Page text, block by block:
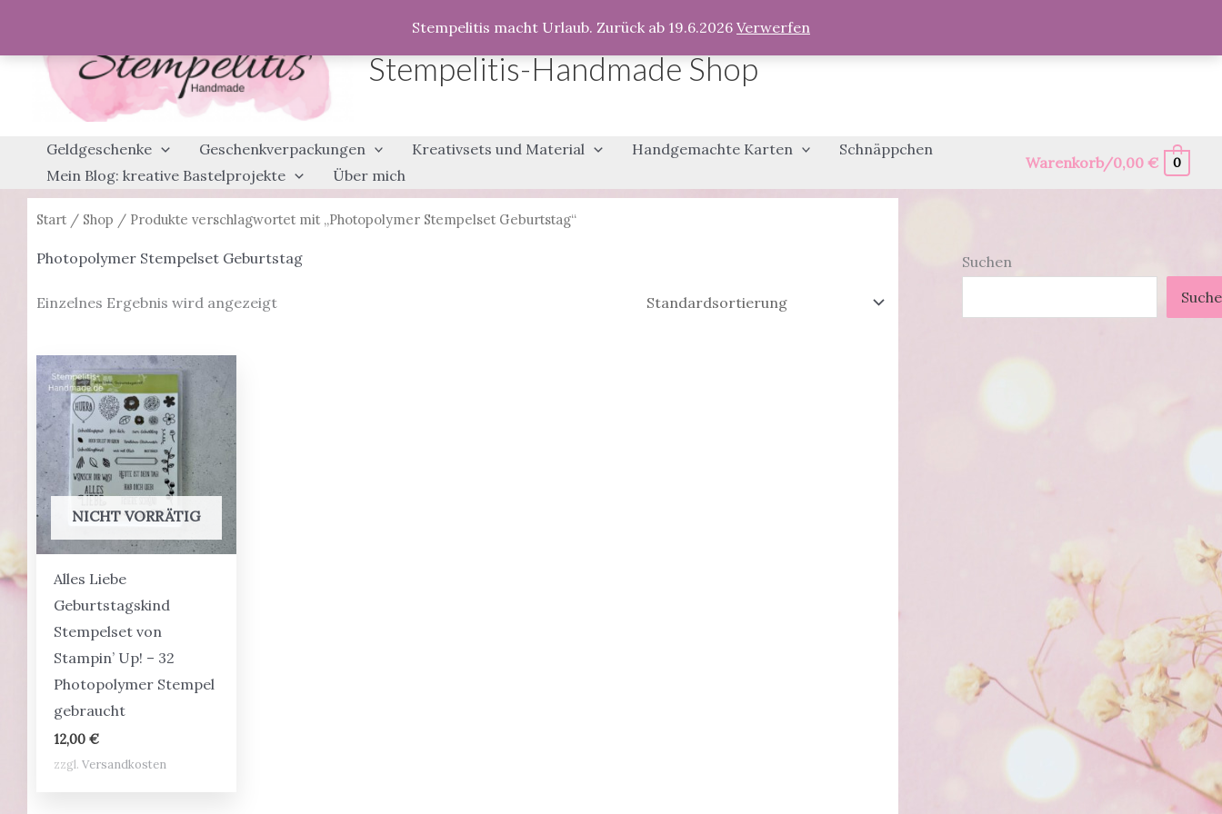
Stempelitis macht Urlaub. Zurück ab 19.6.2026 Verwerfen
springen
Stempelitis-Handmade Shop
Geldgeschenke Geschenkverpackungen Kreativsets und Material Handgemachte Karten
Schnäppchen
Mein Blog: kreative Bastelprojekte
Über mich
Warenkorb/0,00€ 0
Start / Shop / Produkte verschlagwortet mit „Photopolymer Stempelset Geburtstag“
Photopolymer Stempelset Geburtstag
Einzelnes Ergebnis wird angezeigt
NICHT VORRÄTIG
Alles Liebe
Geburtstagskind
Stempelset von
Stampin’ Up! – 32
Photopolymer Stempel
gebraucht
12,00€
zzgl.Versandkosten
Suchen